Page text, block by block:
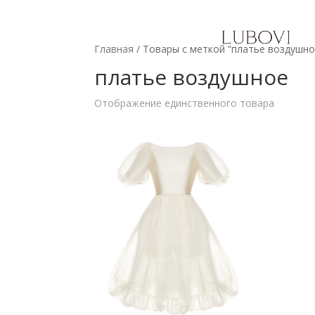
Главная / Товары с меткой “платье
платье воздушное
Отображение единственного товара